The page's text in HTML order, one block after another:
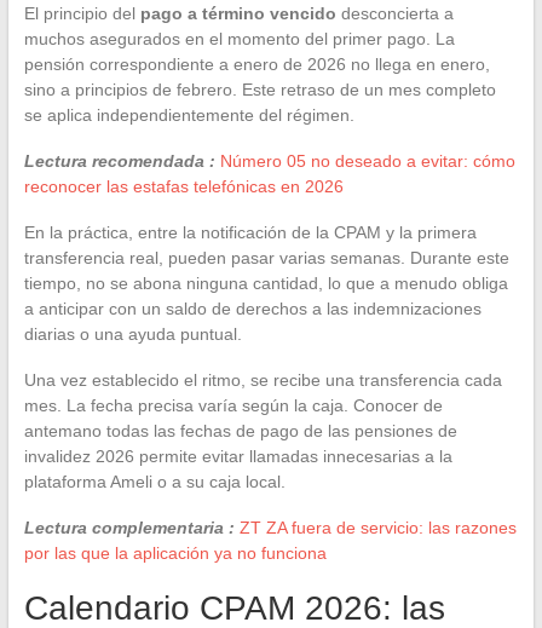
El principio del pago a término vencido desconcierta a
muchos asegurados en el momento del primer pago. La
pensión correspondiente a enero de 2026 no llega en enero,
sino a principios de febrero. Este retraso de un mes completo
se aplica independientemente del régimen.
Lectura recomendada : Número 05 no deseado a evitar: cómo
reconocer las estafas telefónicas en 2026
En la práctica, entre la notificación de la CPAM y la primera
transferencia real, pueden pasar varias semanas. Durante este
tiempo, no se abona ninguna cantidad, lo que a menudo obliga
a anticipar con un saldo de derechos a las indemnizaciones
diarias o una ayuda puntual.
Una vez establecido el ritmo, se recibe una transferencia cada
mes. La fecha precisa varía según la caja. Conocer de
antemano todas las fechas de pago de las pensiones de
invalidez 2026 permite evitar llamadas innecesarias a la
plataforma Ameli o a su caja local.
Lectura complementaria : ZT ZA fuera de servicio: las razones
por las que la aplicación ya no funciona
Calendario CPAM 2026: las